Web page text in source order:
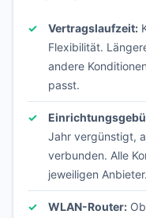
Vertragslaufzeit:
Flexibilität.
andere
passt.
Jahr vergünstigt,
verbunden. Alle
jeweiligen Anbieter.
WLAN-Router: